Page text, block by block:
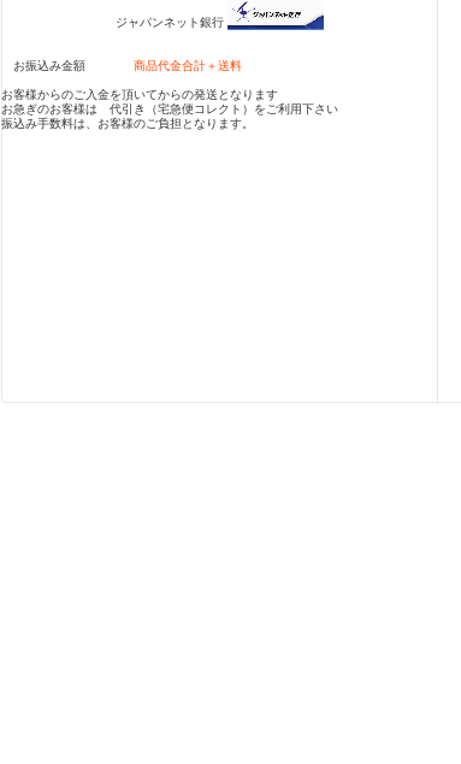
ジャパンネット銀行
お振込み金額 商品代金合計＋送料
お客様からのご入金を頂いてからの発送となります
お急ぎのお客様は 代引き（宅急便コレクト）をご利用下さい
振込み手数料は、お客様のご負担となります。